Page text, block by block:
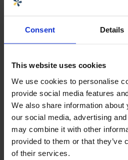
Consent Details
This website uses cookies
We use cookies to personalise
provide social media features
We also share information
our social media, advertising
may combine it with other
provided to them or that they’ve
of their services.
Lekkekindel
Tooteid on lihtne puhastada
Müüja